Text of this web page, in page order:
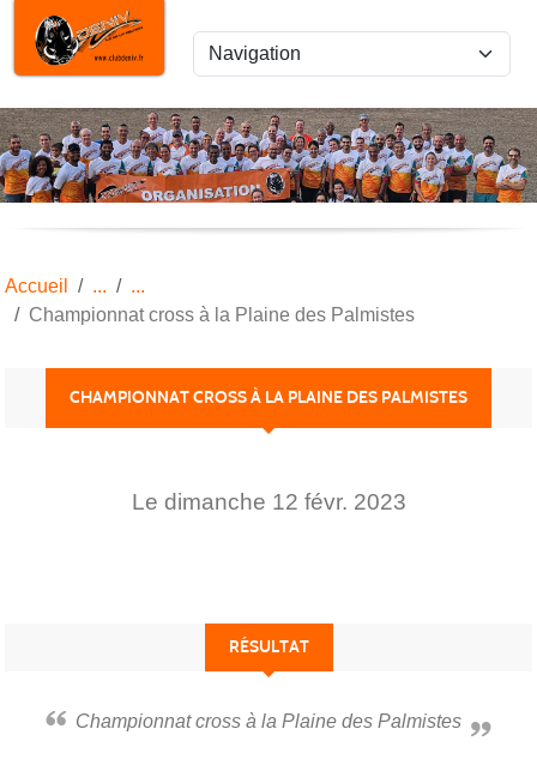
Accueil
Championnat cross à la Plaine des Palmistes
CHAMPIONNAT CROSS À LA PLAINE DES PALMISTES
Le dimanche 12 févr. 2023
RÉSULTAT
Championnat cross à la Plaine des Palmistes
Panneau de gestion des cookies